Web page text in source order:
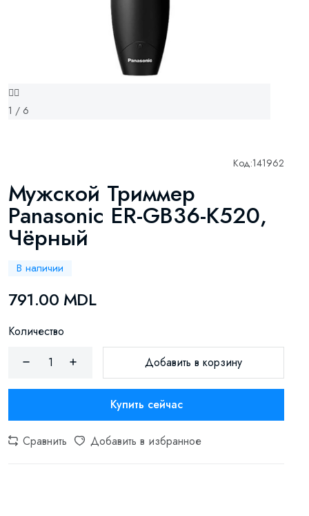
1 / 6
Код:141962
Мужской Триммер
Panasonic ER-GB36-K520,
Чёрный
В наличии
791.00 MDL
Количество
Добавить в корзину
Купить сейчас
Сравнить Добавить в избранное